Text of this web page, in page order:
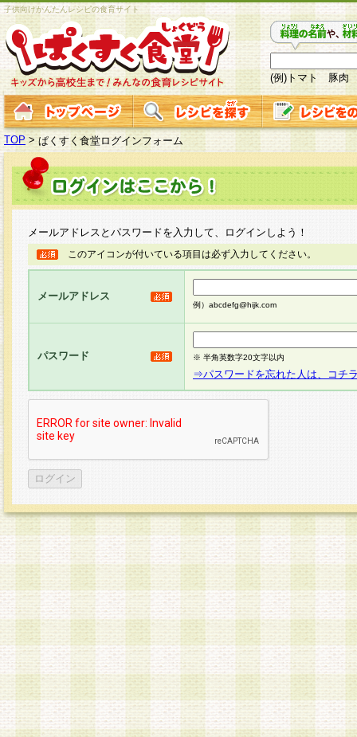
子供向けかんたんレシピの食育サイト
(例)トマト 豚肉
TOP > ぱくすく食堂ログインフォーム
メールアドレスとパスワードを入力して、ログインしよう！
このアイコンが付いている項目は必ず入力してください。
メールアドレス
例）abcdefg@hijk.com
パスワード ※ 半角英数字20文字以内
⇒パスワードを忘れた人は、コチ